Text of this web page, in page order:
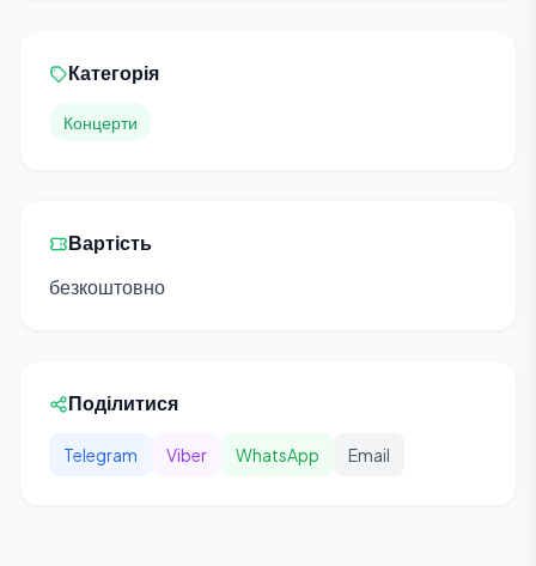
Категорія
Концерти
Вартість
безкоштовно
Поділитися
Telegram Viber WhatsApp Email